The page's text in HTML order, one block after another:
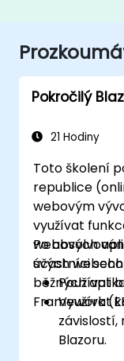
Pokročilý
21 Hodiny
Toto školení
republice
webovým
využívat
webových
svých
běžných
Framework
Po
účastníci
Používat
Využívat
Blazoru.